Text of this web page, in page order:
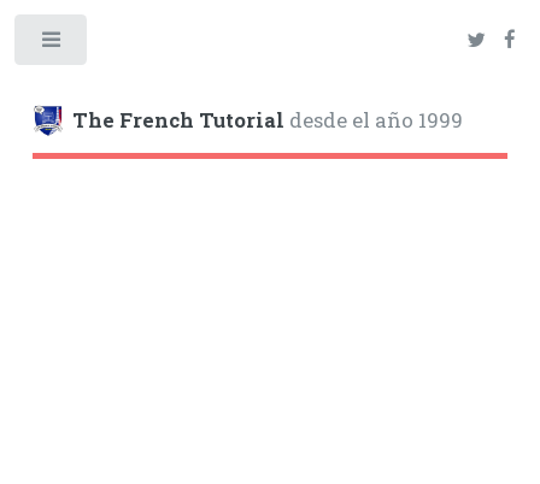
The French Tutorial desde el año 1999